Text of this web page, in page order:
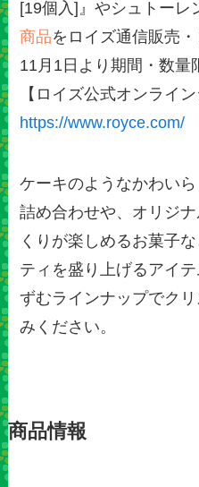
[19個入]』やシュトーレ
商品をロイズ通信販売
11月1日より期間・数量
【ロイズ公式オンライン
https://www.royce.com/
ケーキのようなかわい
詰め合わせや、オリジ
くりが楽しめるお菓子
ティを盛り上げるアイ
ずむラインナップでク
みください。
商品情報